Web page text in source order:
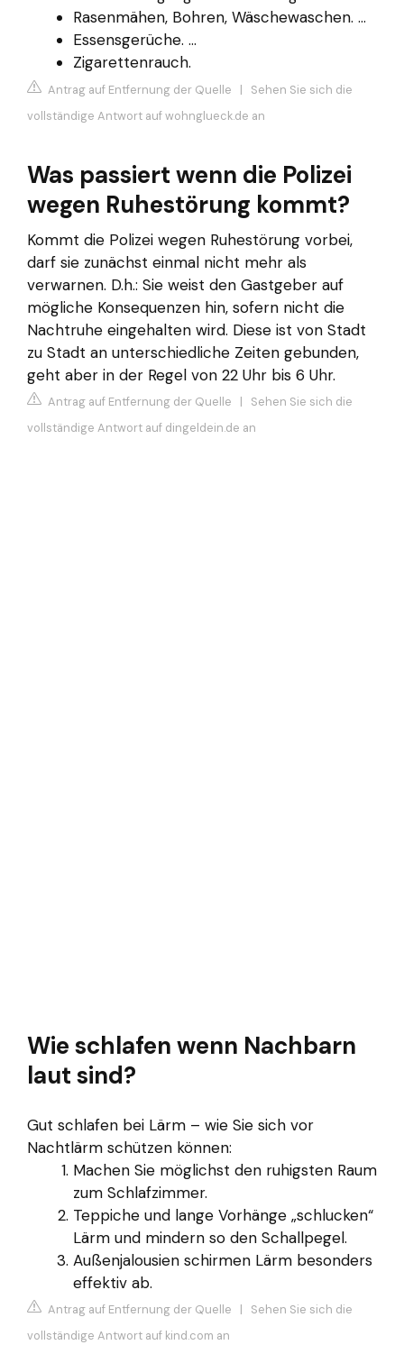
Rasenmähen, Bohren, Wäschewaschen. ...
Essensgerüche. ...
Zigarettenrauch.
Antrag auf Entfernung der Quelle | Sehen Sie sich die
vollständige Antwort auf wohnglueck.de an
Was passiert wenn die Polizei
wegen Ruhestörung kommt?
Kommt die Polizei wegen Ruhestörung vorbei,
darf sie zunächst einmal nicht mehr als
verwarnen. D.h.: Sie weist den Gastgeber auf
mögliche Konsequenzen hin, sofern nicht die
Nachtruhe eingehalten wird. Diese ist von Stadt
zu Stadt an unterschiedliche Zeiten gebunden,
geht aber in der Regel von 22 Uhr bis 6 Uhr.
Antrag auf Entfernung der Quelle | Sehen Sie sich die
vollständige Antwort auf dingeldein.de an
Wie schlafen wenn Nachbarn
laut sind?
Gut schlafen bei Lärm – wie Sie sich vor
Nachtlärm schützen können:
Machen Sie möglichst den ruhigsten Raum
zum Schlafzimmer.
Teppiche und lange Vorhänge „schlucken“
Lärm und mindern so den Schallpegel.
Außenjalousien schirmen Lärm besonders
effektiv ab.
Antrag auf Entfernung der Quelle | Sehen Sie sich die
vollständige Antwort auf kind.com an